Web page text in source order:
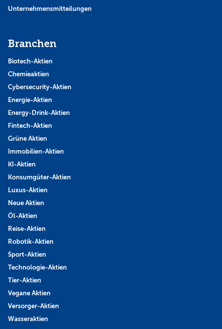
Unternehmensmitteilungen
Branchen
Biotech-Aktien
Chemieaktien
Cybersecurity-Aktien
Energie-Aktien
Energy-Drink-Aktien
Fintech-Aktien
Grüne Aktien
Immobilien-Aktien
KI-Aktien
Konsumgüter-Aktien
Luxus-Aktien
Neue Aktien
Öl-Aktien
Reise-Aktien
Robotik-Aktien
Sport-Aktien
Technologie-Aktien
Tier-Aktien
Vegane Aktien
Versorger-Aktien
Wasseraktien